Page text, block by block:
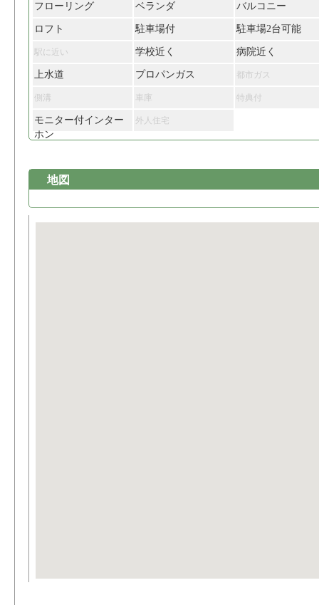
フローリング ベランダ バルコニー
ロフト 駐車場付 駐車場2台可能
駅に近い 学校近く 病院近く
上水道 プロパンガス 都市ガス
側溝 車庫 特典付
モニター付インター
ホン
外人住宅
地図